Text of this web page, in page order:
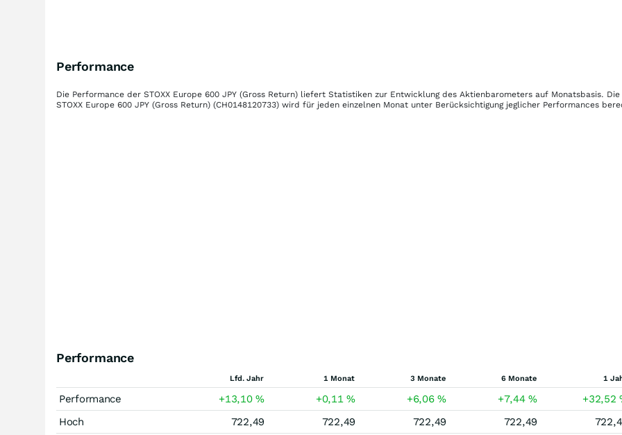
Performance
Die Performance der STOXX Europe 600 JPY (Gross Return) liefert Statistiken zur Entwicklung des Aktienbarometers auf Monatsbasis.
STOXX Europe 600 JPY (Gross Return) (CH0148120733) wird für jeden einzelnen Monat unter Berücksichtigung jeglicher Performances
Performance
Lfd. Jahr 1 Monat 3 Monate 6 Monate 1
Performance +13,10% +0,11% +6,06% +7,44% +32,52
Hoch
722,49 722,49 722,49 722,49